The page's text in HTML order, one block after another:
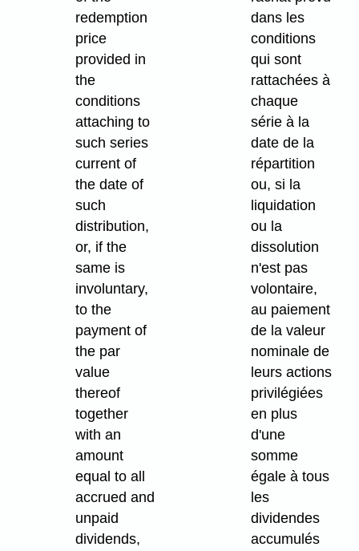
redemption
price
provided in
the
conditions
attaching to
such series
current of
the date of
such
distribution,
or, if the
same is
involuntary,
to the
payment of
the par
value
thereof
together
with an
amount
equal to all
accrued and
unpaid
dividends,
dans les
conditions
qui sont
rattachées à
chaque
série à la
date de la
répartition
ou, si la
liquidation
ou la
dissolution
n'est pas
volontaire,
au paiement
de la valeur
nominale de
leurs actions
privilégiées
en plus
d'une
somme
égale à tous
les
dividendes
accumulés